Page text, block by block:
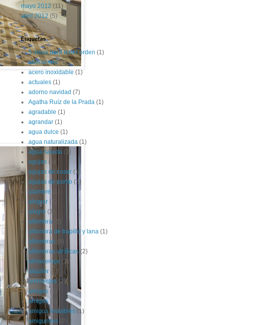
mayo 2012 (11)
abril 2012 (5)
Etiquetas
5 ideas para tener orden (1)
abecerario (1)
acero inoxidable (1)
actuales (1)
adorno navidad (7)
Agatha Ruíz de la Prada (1)
agradable (1)
agrandar (1)
agua dulce (1)
agua naturalizada (1)
agua salada (1)
agujas (1)
agujas de coser (1)
agujas de punto (3)
alambre
(1)
alegrar (1)
alegre (2)
alfombra
(3)
alfombra de trapillo y lana (1)
alfombras (4)
alfombras vinílicas (2)
almacenaje (2)
alquiler (1)
ambientes (2)
amigas (1)
amigos (2)
amigos invisibles (1)
amigurimis (2)